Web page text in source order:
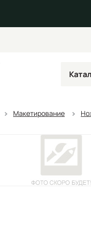
Макетирование